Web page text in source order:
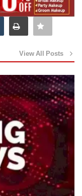
View All Posts